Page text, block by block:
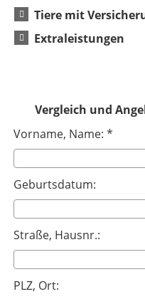
Tiere mit
Extraleistungen
Vergleich und
Vorname, Name: *
Geburtsdatum:
Straße, Hausnr.:
PLZ, Ort: